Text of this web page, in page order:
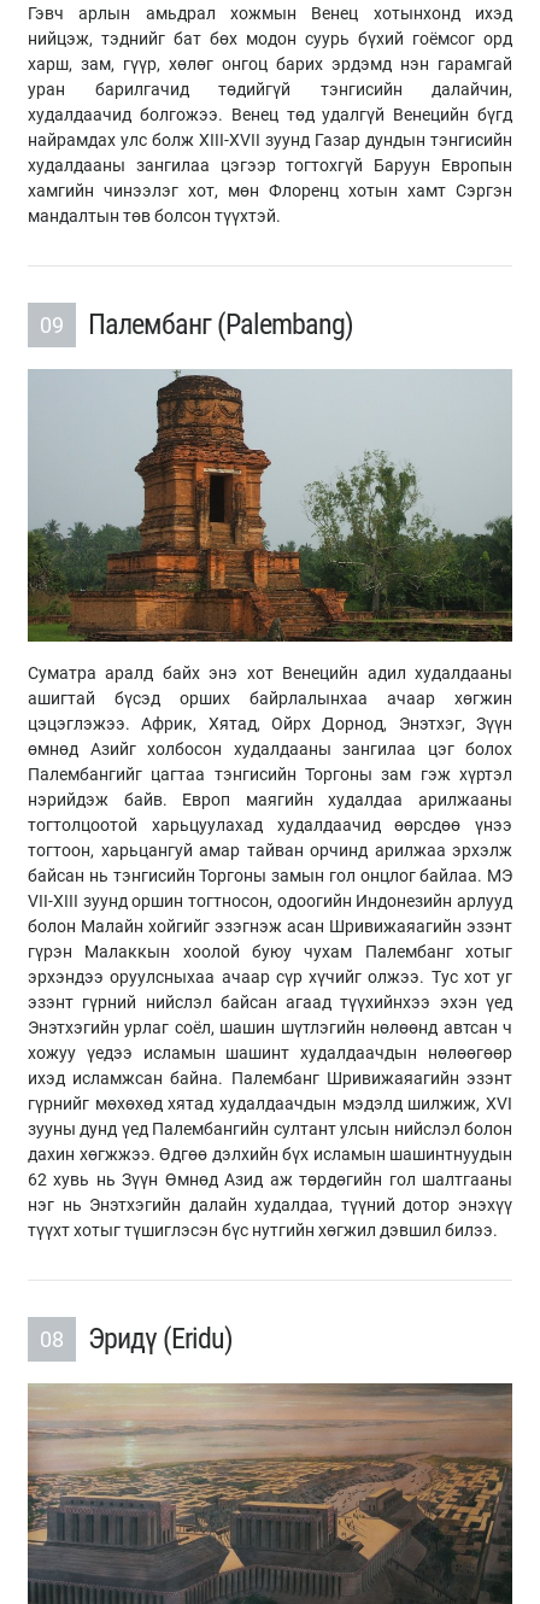
Гэвч арлын амьдрал хожмын Венец хотынхонд ихэд
нийцэж, тэднийг бат бөх модон суурь бүхий гоёмсог орд
харш, зам, гүүр, хөлөг онгоц барих эрдэмд нэн гарамгай
уран барилгачид төдийгүй тэнгисийн далайчин,
худалдаачид болгожээ. Венец төд удалгүй Венецийн бүгд
найрамдах улс болж XIII-XVII зуунд Газар дундын тэнгисийн
худалдааны зангилаа цэгээр тогтохгүй Баруун Европын
хамгийн чинээлэг хот, мөн Флоренц хотын хамт Сэргэн
мандалтын төв болсон түүхтэй.
09 Палембанг (Palembang)
Суматра аралд байх энэ хот Венецийн адил худалдааны
ашигтай бүсэд орших байрлалынхаа ачаар хөгжин
цэцэглэжээ. Африк, Хятад, Ойрх Дорнод, Энэтхэг, Зүүн
өмнөд Азийг холбосон худалдааны зангилаа цэг болох
Палембангийг цагтаа тэнгисийн Торгоны зам гэж хүртэл
нэрийдэж байв. Европ маягийн худалдаа арилжааны
тогтолцоотой харьцуулахад худалдаачид өөрсдөө үнээ
тогтоон, харьцангуй амар тайван орчинд арилжаа эрхэлж
байсан нь тэнгисийн Торгоны замын гол онцлог байлаа. МЭ
VII-XIII зуунд оршин тогтносон, одоогийн Индонезийн арлууд
болон Малайн хойгийг эзэгнэж асан Шривижаяагийн эзэнт
гүрэн Малаккын хоолой буюу чухам Палембанг хотыг
эрхэндээ оруулсныхаа ачаар сүр хүчийг олжээ. Тус хот уг
эзэнт гүрний нийслэл байсан агаад түүхийнхээ эхэн үед
Энэтхэгийн урлаг соёл, шашин шүтлэгийн нөлөөнд автсан ч
хожуу үедээ исламын шашинт худалдаачдын нөлөөгөөр
ихэд исламжсан байна. Палембанг Шривижаяагийн эзэнт
гүрнийг мөхөхөд хятад худалдаачдын мэдэлд шилжиж, XVI
зууны дунд үед Палембангийн султант улсын нийслэл болон
дахин хөгжжээ. Өдгөө дэлхийн бүх исламын шашинтнуудын
62 хувь нь Зүүн Өмнөд Азид аж төрдөгийн гол шалтгааны
нэг нь Энэтхэгийн далайн худалдаа, түүний дотор энэхүү
түүхт хотыг түшиглэсэн бүс нутгийн хөгжил дэвшил билээ.
08 Эридү (Eridu)